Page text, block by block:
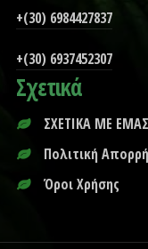
+(30) 6984427837
+(30) 6937452307
Σχετικά
ΣΧΕΤΙΚΑ ΜΕ ΕΜΑΣ
Πολιτική
Όροι Χρήσης